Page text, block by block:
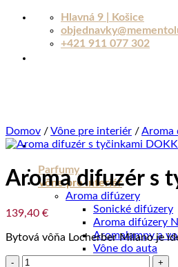
Skip
Hlavná 9 | Košice
+421 911 077 302
Parfumy
Vône pre interiér
Aroma difúzery
Sonické difúzery
Aroma difúzery
Aromalampy a
Vône do auta
Domov /Vône pre interiér /Aroma
Aroma difuzér s
139,40 €
Bytová vôňa Locherber Milano je
množstvo